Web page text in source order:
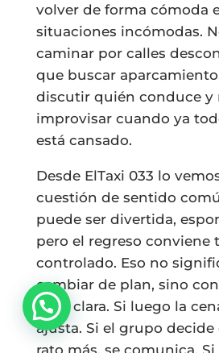
volver de forma cómoda
situaciones incómodas.
caminar por calles
que buscar
discutir quién conduce y
improvisar cuando ya
está cansado.
Desde ElTaxi 033 lo
cuestión de sentido
puede ser divertida,
pero el regreso conviene
controlado. Eso no
cambiar de plan, sino
base clara. Si luego la
ajusta. Si el grupo decide
rato más, se comunica.